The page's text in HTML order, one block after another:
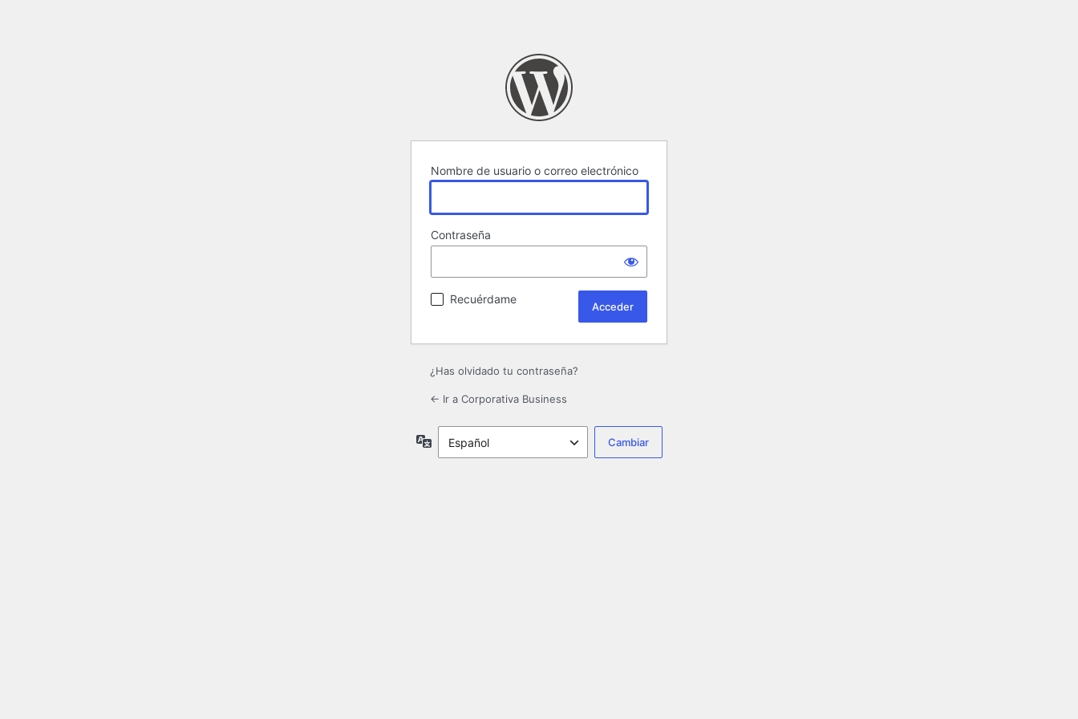
Nombre de usuario o correo electrónico
Contraseña
Recuérdame
¿Has olvidado tu contraseña?
← Ir a Corporativa Business
Idioma